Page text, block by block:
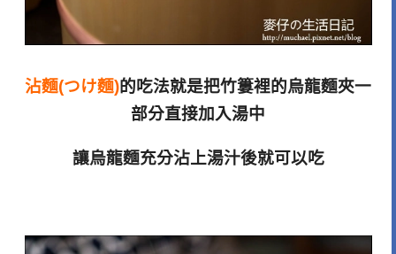
沾麵(つけ麵)的吃法就是把竹簍裡的烏龍麵夾一
部分直接加入湯中
讓烏龍麵充分沾上湯汁後就可以吃